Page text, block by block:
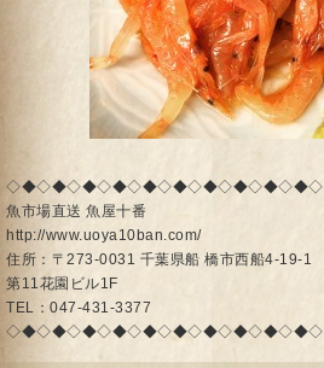
◇◆◇◆◇◆◇◆◇◆◇◆◇◆◇◆◇◆◇◆◇
魚市場直送 魚屋十番
http://www.uoya10ban.com/
住所：〒273-0031 千葉県船 橋市西船4-19-1
第11花園ビル1F
TEL：047-431-3377
◇◆◇◆◇◆◇◆◇◆◇◆◇◆◇◆◇◆◇◆◇